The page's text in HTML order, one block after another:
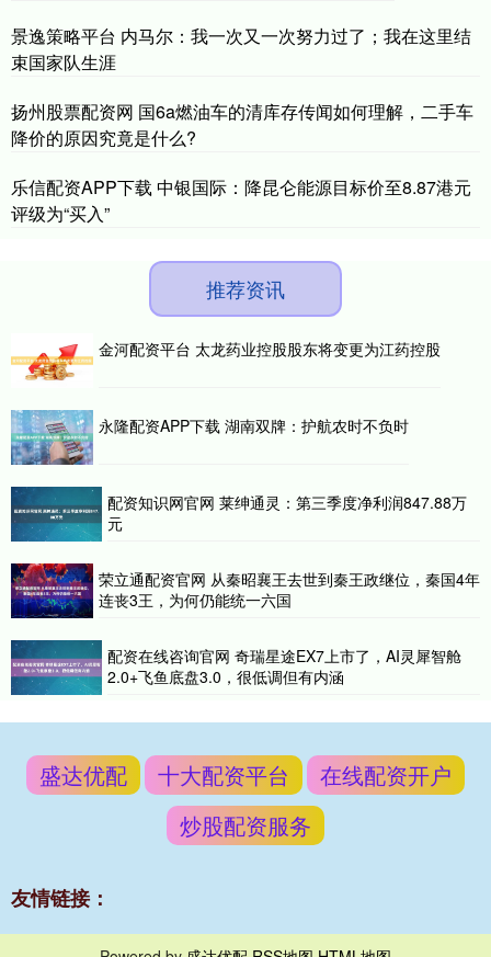
景逸策略平台 内马尔：我一次又一次努力过了；我在这里结
束国家队生涯
扬州股票配资网 国6a燃油车的清库存传闻如何理解，二手车
降价的原因究竟是什么?
乐信配资APP下载 中银国际：降昆仑能源目标价至8.87港元
评级为“买入”
推荐资讯
金河配资平台 太龙药业控股股东将变更为江药控股
永隆配资APP下载 湖南双牌：护航农时不负时
配资知识网官网 莱绅通灵：第三季度净利润847.88万
元
荣立通配资官网 从秦昭襄王去世到秦王政继位，秦国4年
连丧3王，为何仍能统一六国
配资在线咨询官网 奇瑞星途EX7上市了，AI灵犀智舱
2.0+飞鱼底盘3.0，很低调但有内涵
盛达优配 十大配资平台
在线配资开户
炒股配资服务
友情链接：